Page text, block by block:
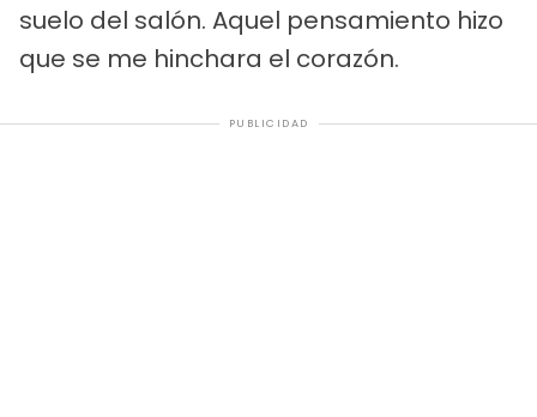
suelo del salón. Aquel pensamiento hizo
que se me hinchara el corazón.
PUBLICIDAD